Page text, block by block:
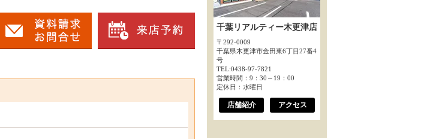
千葉リアルティー木更津店
〒292-0009
千葉県木更津市金田東6丁目27番4
号
TEL:0438-97-7821
営業時間：9：30～19：00
定休日：水曜日
店舗紹介 アクセス